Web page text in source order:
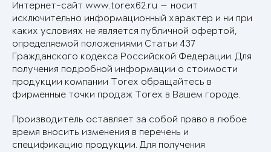
Интернет-сайт www.torex62.ru — носит
исключительно информационный характер и ни при
каких условиях не является публичной офертой,
определяемой положениями Статьи 437
Гражданского кодекса Российской Федерации. Для
получения подробной информации о стоимости
продукции компании Torex обращайтесь в
фирменные точки продаж Torex в Вашем городе.
Производитель оставляет за собой право в любое
время вносить изменения в перечень и
спецификацию продукции. Для получения